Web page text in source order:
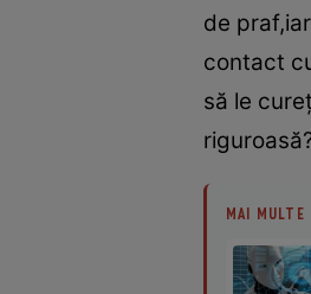
de
contact
să le
MAI MULTE